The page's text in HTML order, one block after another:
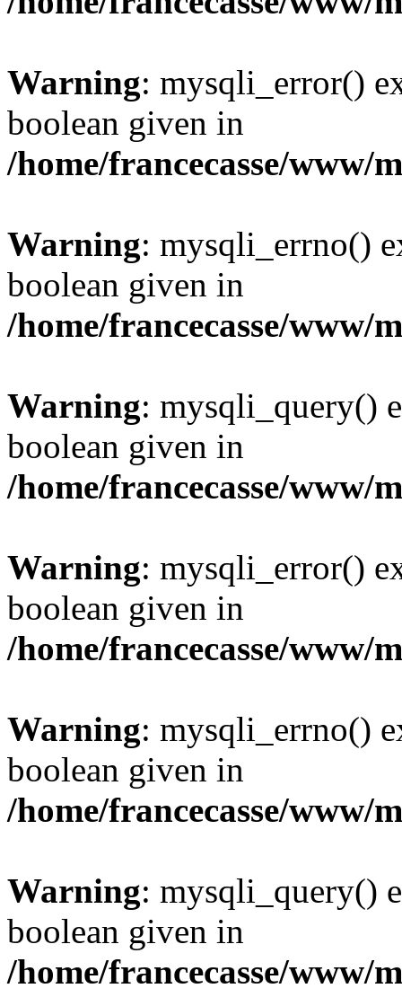
Warning: mysqli_error()
boolean given in
/home/francecasse/www/
Warning: mysqli_errno()
boolean given in
/home/francecasse/www/
Warning: mysqli_query()
boolean given in
/home/francecasse/www/
Warning: mysqli_error()
boolean given in
/home/francecasse/www/
Warning: mysqli_errno()
boolean given in
/home/francecasse/www/
Warning: mysqli_query()
boolean given in
/home/francecasse/www/